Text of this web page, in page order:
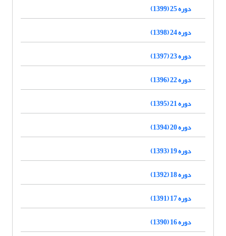
دوره 25 (1399)
دوره 24 (1398)
دوره 23 (1397)
دوره 22 (1396)
دوره 21 (1395)
دوره 20 (1394)
دوره 19 (1393)
دوره 18 (1392)
دوره 17 (1391)
دوره 16 (1390)